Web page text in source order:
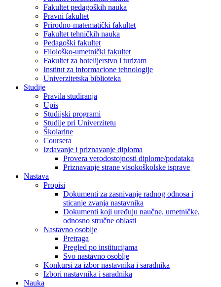
Fakultet pedagoških nauka
Pravni fakultet
Prirodno-matematički fakultet
Fakultet tehničkih nauka
Pedagoški fakultet
Filološko-umetnički fakultet
Fakultet za hotelijerstvo i turizam
Institut za informacione tehnologije
Univerzitetska biblioteka
Studije
Pravila studiranja
Upis
Studijski programi
Studije pri Univerzitetu
Školarine
Coursera
Izdavanje i priznavanje diploma
Provera verodostojnosti diplome/podataka
Priznavanje strane visokoškolske isprave
Nastava
Propisi
Dokumenti za zasnivanje radnog odnosa i
sticanje zvanja nastavnika
Dokumenti koji uređuju naučne, umetničke,
odnosno stručne oblasti
Nastavno osoblje
Pretraga
Pregled po institucijama
Svo nastavno osoblje
Konkursi za izbor nastavnika i saradnika
Izbori nastavnika i saradnika
Nauka